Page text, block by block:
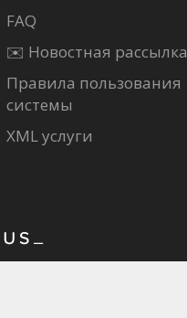
FAQ
✉️ Новостная рассылка
Правила пользования
системы
XML услуги